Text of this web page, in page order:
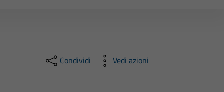
Condividi Vedi azioni